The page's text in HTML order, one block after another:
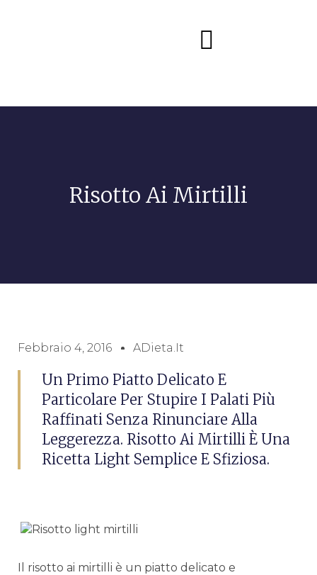
Risotto Ai Mirtilli
Febbraio 4, 2016 ADieta.it
Un Primo Piatto Delicato E
Particolare Per Stupire I Palati Più
Raffinati Senza Rinunciare Alla
Leggerezza. Risotto Ai Mirtilli È Una
Ricetta Light Semplice E Sfiziosa.
Il risotto ai mirtilli è un piatto delicato e